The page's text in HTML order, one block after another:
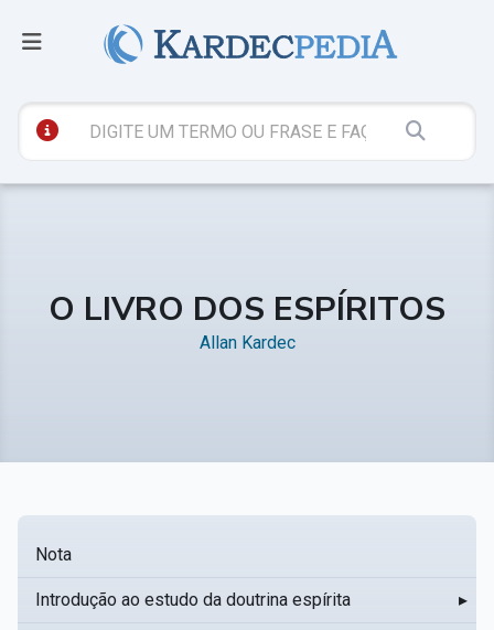
O LIVRO DOS ESPÍRITOS
Allan Kardec
Nota
Introdução ao estudo da doutrina espírita ▸